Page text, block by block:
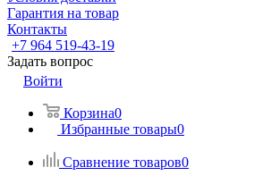
Гарантия на товар
Контакты
+7 964 519-43-19
Задать вопрос
Войти
Корзина0
Избранные товары0
Сравнение товаров0